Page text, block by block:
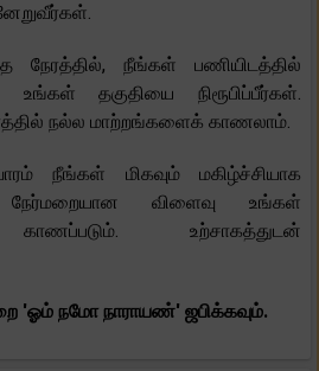
நேரத்தில், நீங்கள் பணியிடத்தில்
உங்கள் தகுதியை நிரூபிப்பீர்கள்.
நல்ல மாற்றங்களைக் காணலாம்.
நீங்கள் மிகவும் மகிழ்ச்சியாக
விளைவு உங்கள்
காணப்படும். உற்சாகத்துடன்
'ஓம் நமோ நாராயண்' ஜபிக்கவும்.